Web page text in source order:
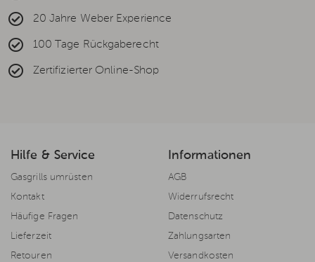
20 Jahre Weber Experience
100 Tage Rückgaberecht
Zertifizierter Online-Shop
Hilfe & Service
Gasgrills umrüsten
Kontakt
Häufige Fragen
Lieferzeit
Retouren
Informationen
AGB
Widerrufsrecht
Datenschutz
Zahlungsarten
Versandkosten